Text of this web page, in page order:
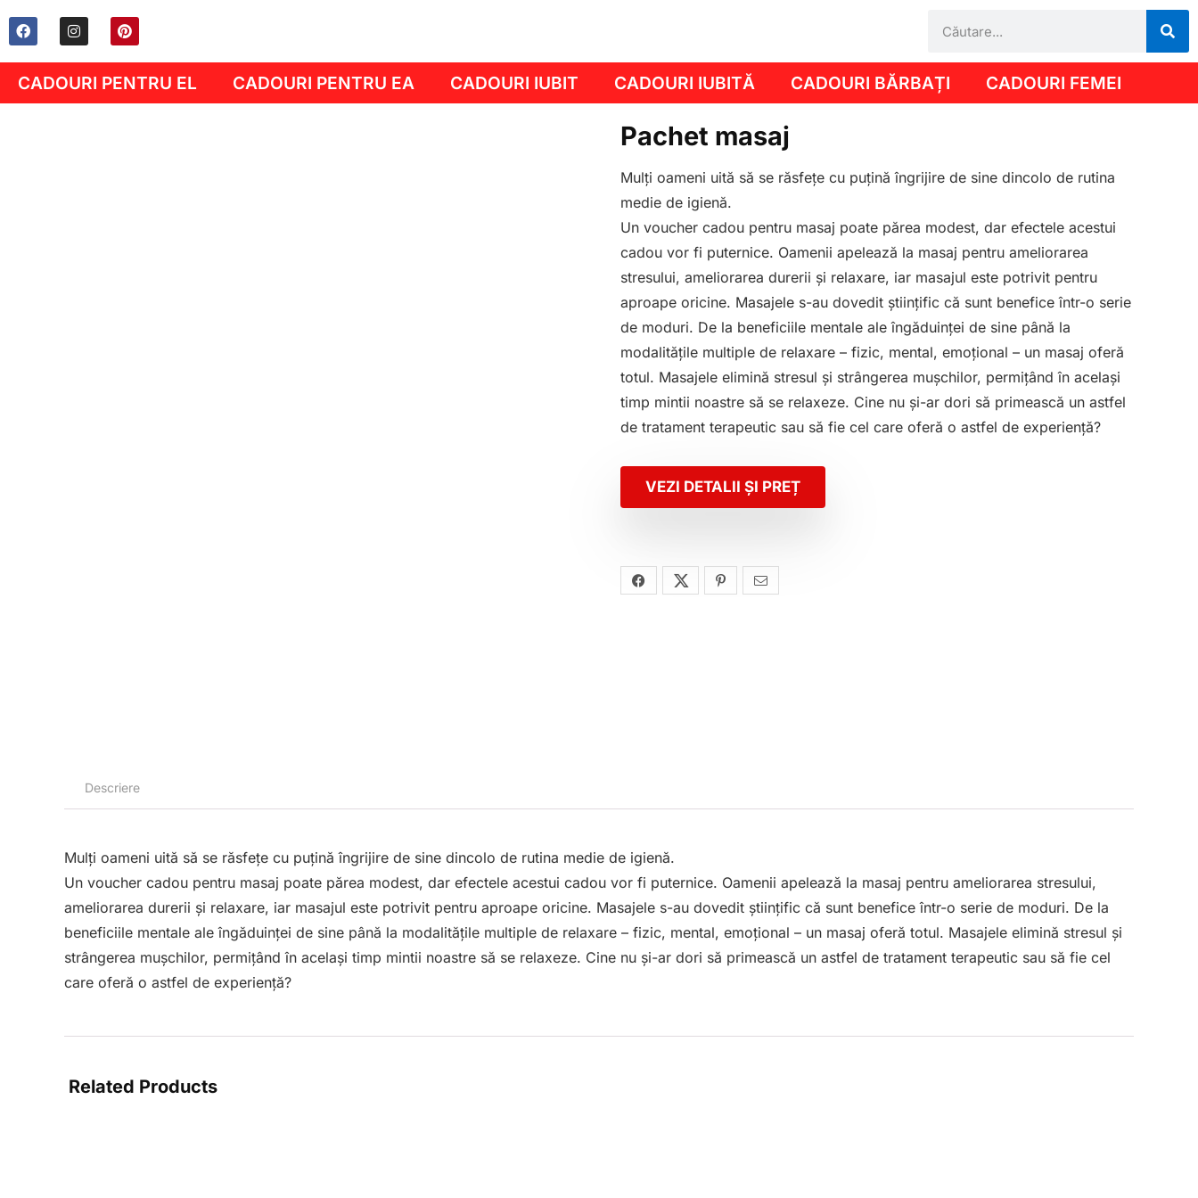
CADOURI PENTRU EL CADOURI PENTRU EA CADOURI IUBIT CADOURI IUBITĂ CADOURI BĂRBAȚI CADOURI FEMEI
Pachet masaj
Mulți oameni uită să se răsfețe cu puțină îngrijire de sine dincolo de rutina
medie de igienă.
Un voucher cadou pentru masaj poate părea modest, dar efectele acestui
cadou vor fi puternice. Oamenii apelează la masaj pentru ameliorarea
stresului, ameliorarea durerii și relaxare, iar masajul este potrivit pentru
aproape oricine. Masajele s-au dovedit științific că sunt benefice într-o serie
de moduri. De la beneficiile mentale ale îngăduinței de sine până la
modalitățile multiple de relaxare – fizic, mental, emoțional – un masaj oferă
totul. Masajele elimină stresul și strângerea mușchilor, permițând în același
timp mintii noastre să se relaxeze. Cine nu și-ar dori să primească un astfel
de tratament terapeutic sau să fie cel care oferă o astfel de experiență?
VEZI DETALII ȘI PREȚ
Descriere
Mulți oameni uită să se răsfețe cu puțină îngrijire de sine dincolo de rutina medie de igienă.
Un voucher cadou pentru masaj poate părea modest, dar efectele acestui cadou vor fi puternice. Oamenii apelează la masaj pentru ameliorarea stresului,
ameliorarea durerii și relaxare, iar masajul este potrivit pentru aproape oricine. Masajele s-au dovedit științific că sunt benefice într-o serie de moduri. De la
beneficiile mentale ale îngăduinței de sine până la modalitățile multiple de relaxare – fizic, mental, emoțional – un masaj oferă totul. Masajele elimină stresul și
strângerea mușchilor, permițând în același timp mintii noastre să se relaxeze. Cine nu și-ar dori să primească un astfel de tratament terapeutic sau să fie cel
care oferă o astfel de experiență?
Related Products